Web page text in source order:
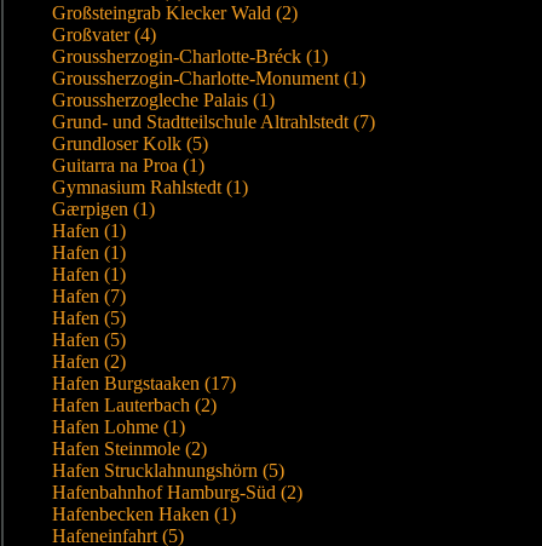
Großsteingrab Klecker Wald (2)
Großvater (4)
Groussherzogin-Charlotte-Bréck (1)
Groussherzogin-Charlotte-Monument (1)
Groussherzogleche Palais (1)
Grund- und Stadtteilschule Altrahlstedt (7)
Grundloser Kolk (5)
Guitarra na Proa (1)
Gymnasium Rahlstedt (1)
Gærpigen (1)
Hafen (1)
Hafen (1)
Hafen (1)
Hafen (7)
Hafen (5)
Hafen (5)
Hafen (2)
Hafen Burgstaaken (17)
Hafen Lauterbach (2)
Hafen Lohme (1)
Hafen Steinmole (2)
Hafen Strucklahnungshörn (5)
Hafenbahnhof Hamburg-Süd (2)
Hafenbecken Haken (1)
Hafeneinfahrt (5)